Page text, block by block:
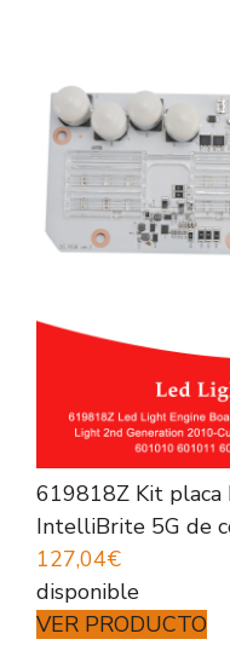
619818Z Kit placa
IntelliBrite 5G de
127,04€
disponible
VER PRODUCTO